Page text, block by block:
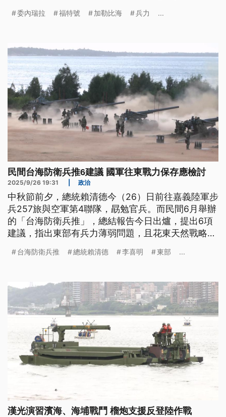
委內瑞拉 福特號 加勒比海 兵力 ...
民間台海防衛兵推6建議 國軍往東戰力保存應檢討
2025/9/26 19:31 政治
中秋節前夕，總統賴清德今（26）日前往嘉義陸軍步
兵257旅與空軍第4聯隊，勗勉官兵。而民間6月舉辦
的「台海防衛兵推」，總結報告今日出爐，提出6項
建議，指出東部有兵力薄弱問題，且花東天然戰略屏
得慎重檢討。
台海防衛兵推 總統賴清德 李喜明 東部 ...
漢光演習濱海、海埔戰鬥 榴炮支援反登陸作戰